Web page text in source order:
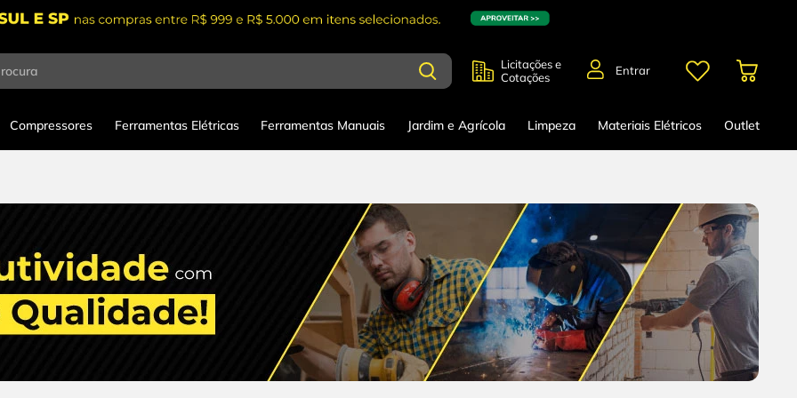
Licitações e
Cotações
Entrar
Compressores Ferramentas Elétricas Ferramentas Manuais Jardim e Agrícola Limpeza Materiais Elétricos Outlet